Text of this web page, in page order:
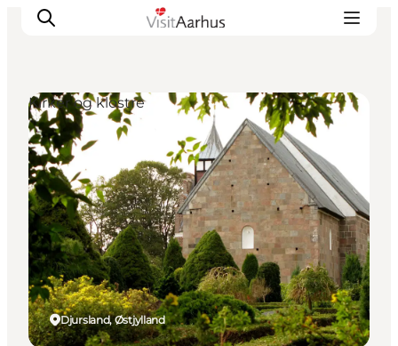
Oplevelser
Kalender
Byer og steder
Planlæg ferien
Transport
Djursland, Østjylland
Kirker og klostre